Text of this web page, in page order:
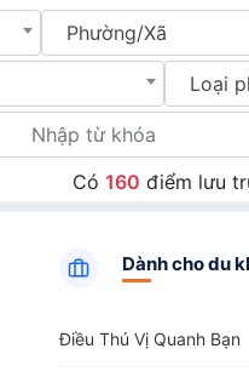
Phường/Xã
Loại
Có 160 điểm lưu
Dành cho du
Điều Thú Vị Quanh Bạn